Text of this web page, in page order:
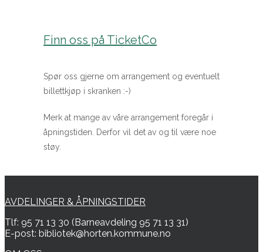
Finn oss på TicketCo
Spør oss gjerne om arrangement og eventuelt
billettkjøp i skranken :-)
Merk at mange av våre arrangement foregår i
åpningstiden. Derfor vil det av og til være noe
støy.
AVDELINGER & ÅPNINGSTIDER
Tlf: 95 71 13 30 (Barneavdeling 95 71 13 31)
E-post: bibliotek@horten.kommune.no